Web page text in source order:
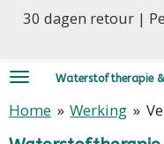
Ga
de
hoofdinhoud
Waterstoftherapie
30 dagen retour |
Home » Werking »